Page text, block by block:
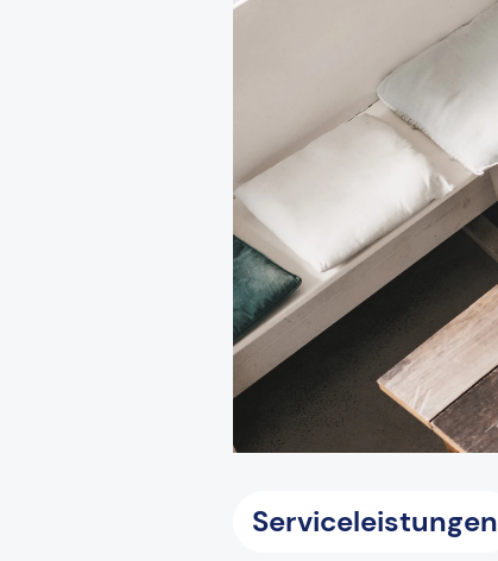
Serviceleistungen